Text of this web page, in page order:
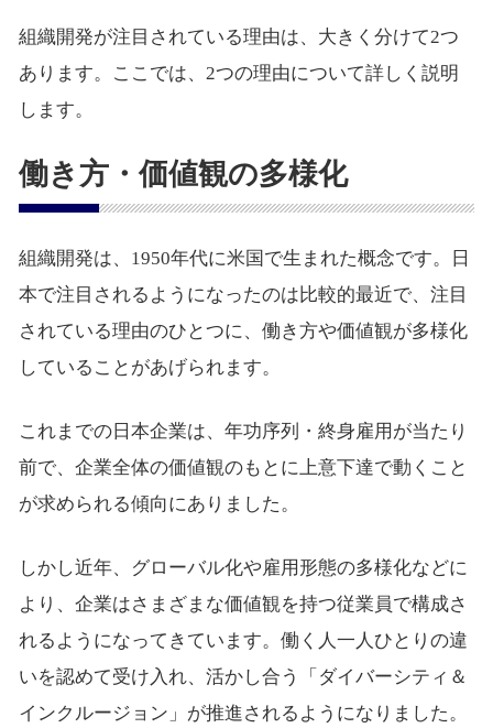
組織開発が注目されている理由は、大きく分けて2つ
あります。ここでは、2つの理由について詳しく説明
します。
働き方・価値観の多様化
組織開発は、1950年代に米国で生まれた概念です。日
本で注目されるようになったのは比較的最近で、注目
されている理由のひとつに、働き方や価値観が多様化
していることがあげられます。
これまでの日本企業は、年功序列・終身雇用が当たり
前で、企業全体の価値観のもとに上意下達で動くこと
が求められる傾向にありました。
しかし近年、グローバル化や雇用形態の多様化などに
より、企業はさまざまな価値観を持つ従業員で構成さ
れるようになってきています。働く人一人ひとりの違
いを認めて受け入れ、活かし合う「ダイバーシティ＆
インクルージョン」が推進されるようになりました。